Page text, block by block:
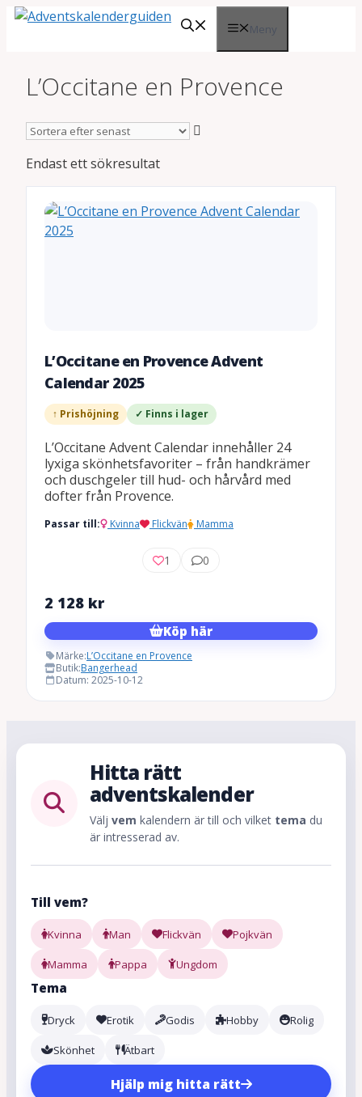
Hoppa
Meny
L’Occitane en Provence
Endast ett sökresultat
L’Occitane en Provence Advent
Calendar 2025
↑ Prishöjning ✓ Finns i lager
L’Occitane Advent Calendar innehåller 24
lyxiga skönhetsfavoriter – från handkrämer
och duschgeler till hud- och hårvård med
dofter från Provence.
Passar till: Kvinna Flickvän Mamma
1 0
2 128 kr
Köp här
Märke:L’Occitane en Provence
Butik:Bangerhead
Datum: 2025-10-12
Hitta rätt
adventskalender
Välj vem kalendern är till och vilket tema du
är intresserad av.
Till vem?
Kvinna Man Flickvän Pojkvän
Mamma Pappa Ungdom
Tema
Dryck Erotik Godis Hobby Rolig
Skönhet Ätbart
Hjälp mig hitta rätt